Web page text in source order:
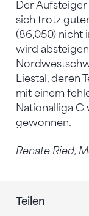
Der
sich trotz
(86,050) nicht
wird
Liestal, deren
mit einem
Nationalliga C
gewonnen.
Renate Ried,
Teilen